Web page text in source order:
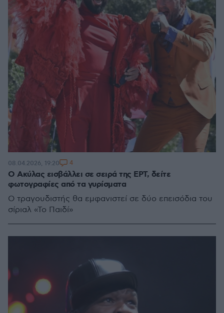
Ο Ακύλας εισβάλλει σε σειρά της ΕΡΤ, δείτε
φωτογραφίες από τα γυρίσματα
Ο τραγουδιστής θα εμφανιστεί σε δύο επεισόδια του
σίριαλ «Το Παιδί»
08.04.2026, 19:20 4